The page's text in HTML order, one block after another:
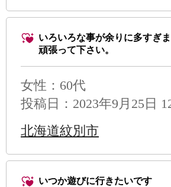
いろいろな事が余りに多すぎ
頑張って下さい。
女性：60代
投稿日：2023年9月25日
北海道紋別市
いつか遊びに行きたいです